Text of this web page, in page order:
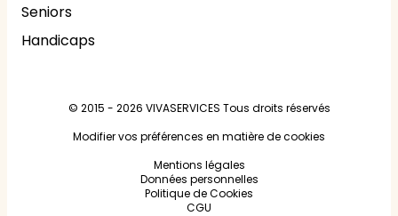
Seniors
Handicaps
© 2015 - 2026 VIVASERVICES Tous droits réservés
Modifier vos préférences en matière de cookies
Mentions légales
Données personnelles
Politique de Cookies
CGU